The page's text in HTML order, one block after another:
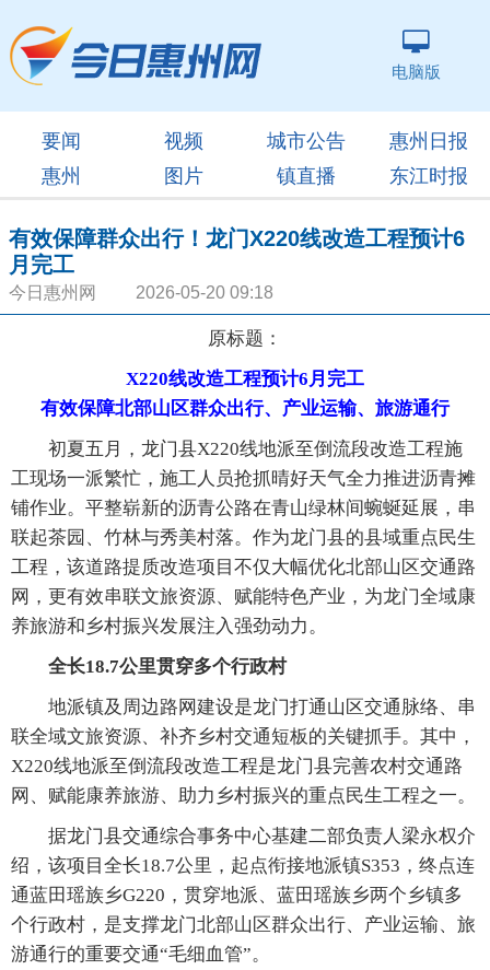
电脑版
要闻 视频 城市公告
惠州日报
惠州
图片 镇直播 东江时报
有效保障群众出行！龙门X220线改造工程预计6
月完工
今日惠州网 2026-05-20 09:18
原标题：
X220线改造工程预计6月完工
有效保障北部山区群众出行、产业运输、旅游通行
初夏五月，龙门县X220线地派至倒流段改造工程施
工现场一派繁忙，施工人员抢抓晴好天气全力推进沥青摊
铺作业。平整崭新的沥青公路在青山绿林间蜿蜒延展，串
联起茶园、竹林与秀美村落。作为龙门县的县域重点民生
工程，该道路提质改造项目不仅大幅优化北部山区交通路
网，更有效串联文旅资源、赋能特色产业，为龙门全域康
养旅游和乡村振兴发展注入强劲动力。
全长18.7公里贯穿多个行政村
地派镇及周边路网建设是龙门打通山区交通脉络、串
联全域文旅资源、补齐乡村交通短板的关键抓手。其中，
X220线地派至倒流段改造工程是龙门县完善农村交通路
网、赋能康养旅游、助力乡村振兴的重点民生工程之一。
据龙门县交通综合事务中心基建二部负责人梁永权介
绍，该项目全长18.7公里，起点衔接地派镇S353，终点连
通蓝田瑶族乡G220，贯穿地派、蓝田瑶族乡两个乡镇多
个行政村，是支撑龙门北部山区群众出行、产业运输、旅
游通行的重要交通“毛细血管”。